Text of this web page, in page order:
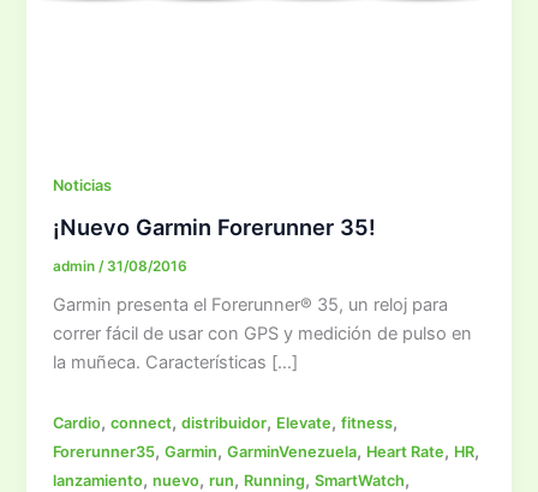
Noticias
¡Nuevo Garmin Forerunner 35!
admin / 31/08/2016
Garmin presenta el Forerunner® 35, un reloj para
correr fácil de usar con GPS y medición de pulso en
la muñeca. Características […]
Cardio,connect,distribuidor, Elevate,fitness,
Forerunner35,Garmin,GarminVenezuela, Heart Rate, HR,
lanzamiento,nuevo,run, Running,SmartWatch,